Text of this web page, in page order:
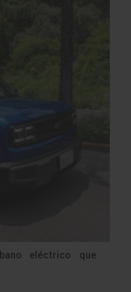
eléctrico que